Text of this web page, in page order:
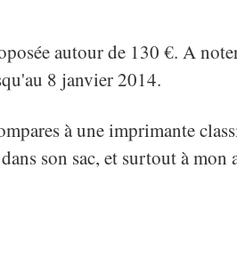
autour de 130 €. A
8 janvier 2014.
à une imprimante
son sac, et surtout à mon